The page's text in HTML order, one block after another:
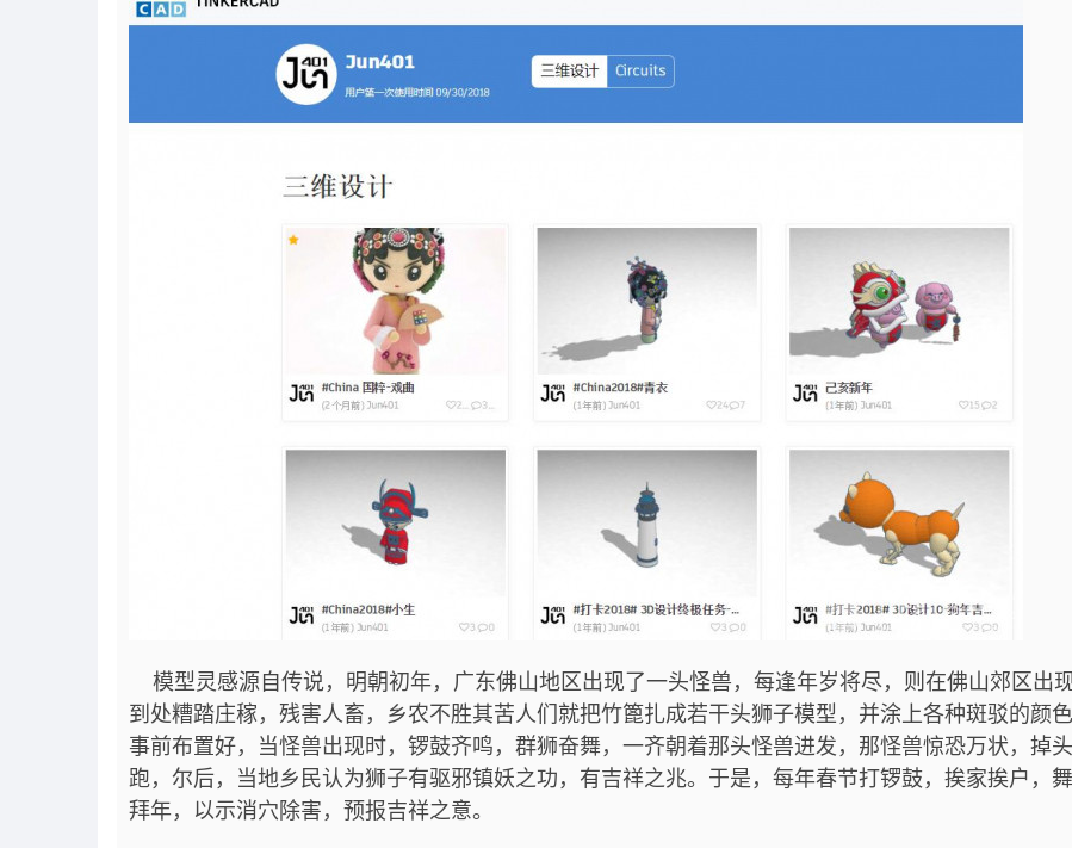
模型灵感源自传说，明朝初年，广东佛山地区出现了一头怪兽，每逢年岁将尽，则在佛山郊区出现
到处糟踏庄稼，残害人畜，乡农不胜其苦人们就把竹篦扎成若干头狮子模型，并涂上各种斑驳的颜色
事前布置好，当怪兽出现时，锣鼓齐鸣，群狮奋舞，一齐朝着那头怪兽进发，那怪兽惊恐万状，掉
跑，尔后，当地乡民认为狮子有驱邪镇妖之功，有吉祥之兆。于是，每年春节打锣鼓，挨家挨户，
拜年，以示消穴除害，预报吉祥之意。